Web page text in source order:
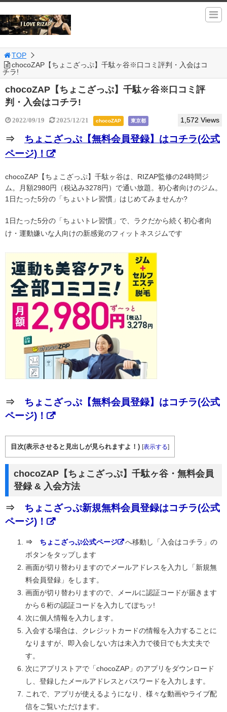
TOP
chocoZAP【ちょこざっぷ】千駄ヶ谷※口コミ評判・入会はコ
チラ!
chocoZAP【ちょこざっぷ】千駄ヶ谷※口コミ評
判・入会はコチラ!
2022/09/19 2025/12/21 chocoZAP 東京都 1,572 Views
⇒ ちょこざっぷ【無料会員登録】はコチラ(公式
ページ)！
chocoZAP【ちょこざっぷ】千駄ヶ谷は、RIZAP監修の24時間ジ
ム。月額2980円（税込み3278円）で通い放題。初心者向けのジム。
1日たった5分の「ちょいトレ習慣」はじめてみませんか?
1日たった5分の「ちょいトレ習慣」で、ラクだから続く初心者向
け・運動嫌いな人向けの新感覚のフィットネスジムです
⇒ ちょこざっぷ【無料会員登録】はコチラ(公式
ページ)！
目次(表示させると見出しが見られますよ！) [表示する]
chocoZAP【ちょこざっぷ】千駄ヶ谷・無料会員
登録 & 入会方法
⇒ ちょこざっぷ新規無料会員登録はコチラ(公式
ページ)！
⇒ ちょこざっぷ公式ページ
へ移動し「入会はコチラ」の
ボタンをタップします
画面が切り替わりますのでメールアドレスを入力し「新規無
料会員登録」をします。
画面が切り替わりますので、メールに認証コードが届きます
から６桁の認証コードを入力してぽちッ!
次に個人情報を入力します。
入会する場合は、クレジットカードの情報を入力することに
なりますが、即入会しない方は未入力で後日でも大丈夫で
す。
次にアプリストアで「chocoZAP」のアプリをダウンロード
し、登録したメールアドレスとパスワードを入力します。
これで、アプリが使えるようになり、様々な動画やライブ配
信をご覧いただけます。